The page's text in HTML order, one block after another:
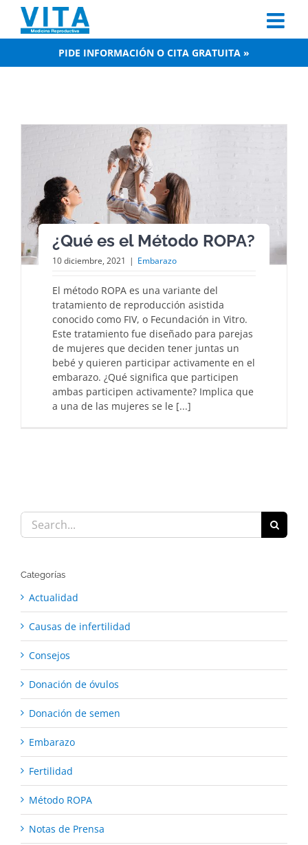
content
PIDE INFORMACIÓN O CITA GRATUITA »
¿Qué es el Método ROPA?
10 diciembre, 2021 | Embarazo
El método ROPA es una variante del
tratamiento de reproducción asistida
conocido como FIV, o Fecundación in Vitro.
Este tratamiento fue diseñado para parejas
de mujeres que deciden tener juntas un
bebé y quieren participar activamente en el
embarazo. ¿Qué significa que participen
ambas participen activamente? Implica que
a una de las mujeres se le [...]
Search
for:
Categorías
Actualidad
Causas de infertilidad
Consejos
Donación de óvulos
Donación de semen
Embarazo
Fertilidad
Método ROPA
Notas de Prensa